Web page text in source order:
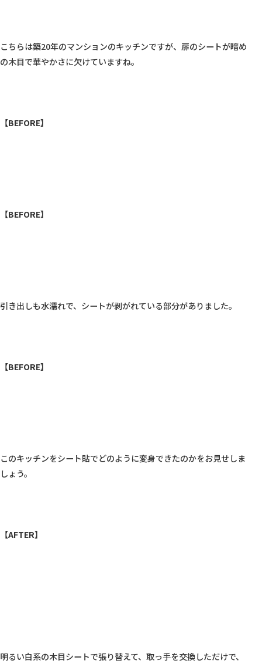
こちらは築20年のマンションのキッチンですが、扉のシートが暗め
の木目で華やかさに欠けていますね。
【BEFORE】
【BEFORE】
引き出しも水濡れで、シートが剥がれている部分がありました。
【BEFORE】
このキッチンをシート貼でどのように変身できたのかをお見せしま
しょう。
【AFTER】
明るい白系の木目シートで張り替えて、取っ手を交換しただけで、